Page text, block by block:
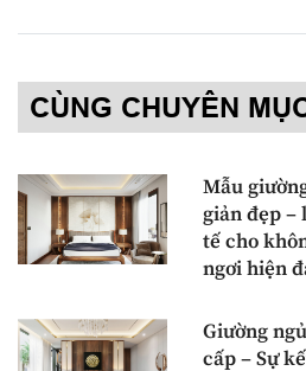
CÙNG CHUYÊN
Mẫu
giản đẹp –
tế cho
ngơi hiện
Giường
cấp – Sự